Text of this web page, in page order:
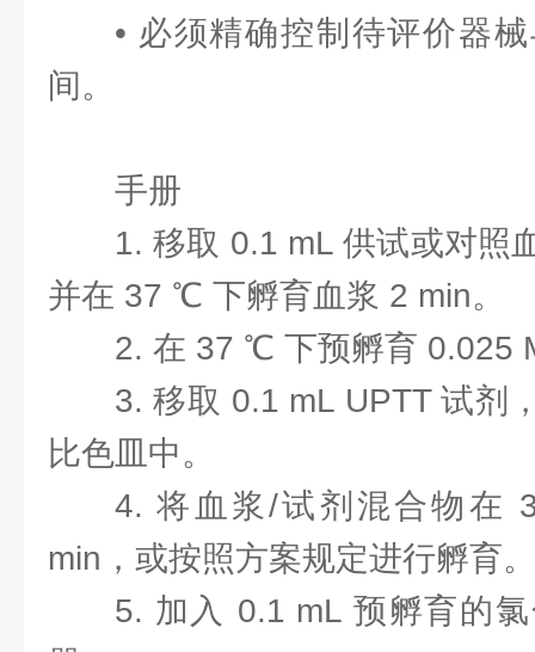
• 必须精确控制待评价器
间。
手册
1. 移取 0.1 mL 供试或对照
并在 37 ℃ 下孵育血浆 2 min。
2. 在 37 ℃ 下预孵育 0.025
3. 移取 0.1 mL UPTT 试剂
比色皿中。
4. 将血浆/试剂混合物在
min，或按照方案规定进行孵育。
5. 加入 0.1 mL 预孵育的